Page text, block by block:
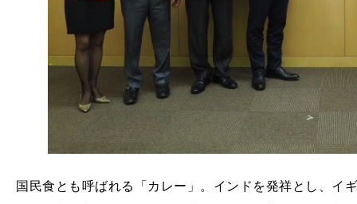
国民食とも呼ばれる「カレー」。インドを発祥とし、イ